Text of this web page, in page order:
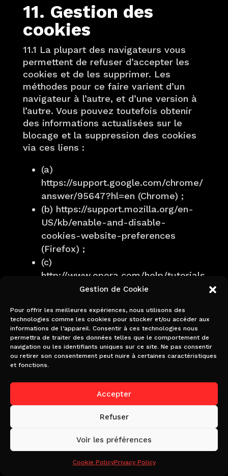
Gestion de Cookie
Pour offrir les meilleures expériences, nous utilisons des
technologies comme les cookies pour stocker et/ou accéder aux
informations de l’appareil. Consentir à ces technologies nous
permettra de traiter des données telles que le comportement de
navigation ou les identifiants uniques sur ce site. Ne pas consentir
ou retirer son consentement peut nuire à certaines caractéristiques
et fonctions.
Accepter
Refuser
Voir les préférences
Cookie PolicyPrivacy Policy
11. Gestion des
cookies
11.1 La plupart des navigateurs vous
permettent de refuser d’accepter les
cookies et de les supprimer. Les
méthodes pour ce faire varient d’un
navigateur à l’autre, et d’une version à
l’autre. Vous pouvez toutefois obtenir
des informations actualisées sur le
blocage et la suppression des cookies
via ces liens :
(a)
https://support.google.com/chrome/
answer/95647?hl=en (Chrome) ;
(b) https://support.mozilla.org/en-
US/kb/enable-and-disable-
cookies-website-preferences
(Firefox) ;
(c)
http://www.opera.com/help/tutorials
/security/cookies/ (Opéra) ;
https://support.microsoft.com/en-
gb/help/17442/windows-internet-
explorer-delete-manage-cookies
(Internet Explorer) ;
(e)
https://support.apple.com/kb/PH214
11 (Safari) ; et
(f) https://privacy.microsoft.com/en-
us/windows-10-microsoft-edge-
and-privacy (Bord).
11.2 Le blocage de tous les cookies